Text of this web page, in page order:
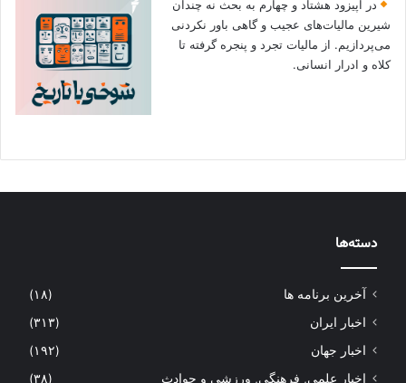
در اپیزود هشتاد و چهارم به بحث نه چندان
شیرین مالیات‌های عجیب و گاهی باور نکردنی‌
می‌پردازیم. از مالیات تجرد و پنجره گرفته تا
کلاه و ادرار انسانی.
دسته‌ها
آخرین برنامه ها
(۱۸)
اخبار ایران
(۳۱۳)
اخبار جهان
(۱۹۲)
اخبار علمی, فرهنگی, ورزشی و حوادث
(۳۸)